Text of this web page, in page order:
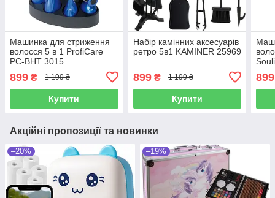
Машинка для стриження
волосся 5 в 1 ProfiCare
PC-BHT 3015
899 ₴ 1 199 ₴
Купити
Набір камінних аксесуарів
ретро 5в1 KAMINER 25969
899₴ 1 199 ₴
Купити
899
Акційні пропозиції та новинки
–20% –19%